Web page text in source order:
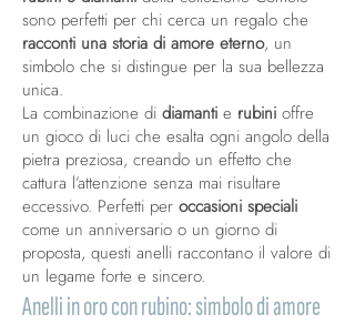
sono perfetti per chi cerca un regalo che
racconti una storia di amore eterno, un
simbolo che si distingue per la sua bellezza
unica.
La combinazione di diamanti e rubini offre
un gioco di luci che esalta ogni angolo della
pietra preziosa, creando un effetto che
cattura l’attenzione senza mai risultare
eccessivo. Perfetti per occasioni speciali
come un anniversario o un giorno di
proposta, questi anelli raccontano il valore di
un legame forte e sincero.
Anelli in oro con rubino: simbolo di amore